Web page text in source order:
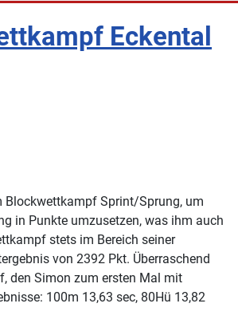
Eckental
Blockwettkampf Sprint/Sprung, um
in Punkte umzusetzen, was ihm auch
stets im Bereich seiner
von 2392 Pkt. Überraschend
den Simon zum ersten Mal mit
100m 13,63 sec, 80Hü 13,82